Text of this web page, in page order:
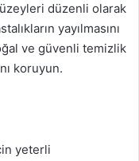
düzenli olarak
yayılmasını
ve güvenli temizlik
koruyun.
yeterli